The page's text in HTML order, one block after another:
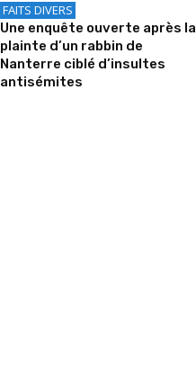
FAITS DIVERS
Une enquête ouverte après la
plainte d’un rabbin de
Nanterre ciblé d’insultes
antisémites